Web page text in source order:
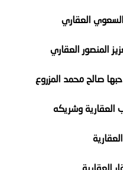
العقاري
المنصور العقاري
صالح محمد المزروع
العقارية وشريكه